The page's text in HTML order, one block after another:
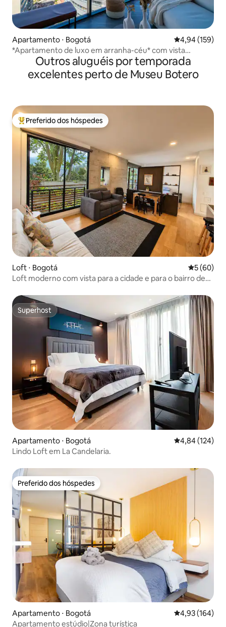
Apartamento ⋅ Bogotá 4,94 de uma
4,94 (159)
*Apartamento de luxo em arranha-céu* com vista
panorâmica, piscina e estacionamento
Outros aluguéis por temporada
excelentes perto de Museu Botero
Entre os melhores preferidos dos hóspedes
Preferido dos hóspedes
Loft ⋅ Bogotá 5 de uma
5 (60)
Loft moderno com vista para a cidade e para o bairro de
Superhost
Superhost
Apartamento ⋅ Bogotá 4,84 de uma
4,84 (124)
Lindo Loft em La Candelaria.
Preferido dos hóspedes
Preferido dos hóspedes
Apartamento ⋅ Bogotá 4,93 de uma
4,93 (164)
Apartamento estúdio|Zona turística